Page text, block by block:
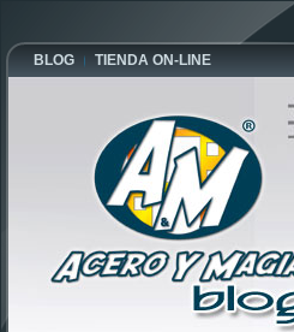
BLOG TIENDA ON-LINE